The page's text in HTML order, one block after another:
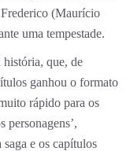
(Maurício
uma tempestade.
história, que, de
ganhou o formato
rápido para os
personagens’,
e os capítulos